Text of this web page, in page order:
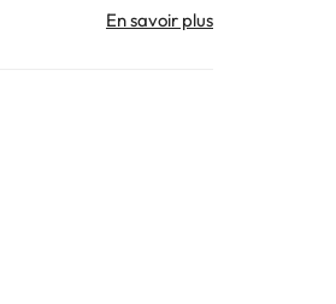
d'être modifiée par
sur cette fiche